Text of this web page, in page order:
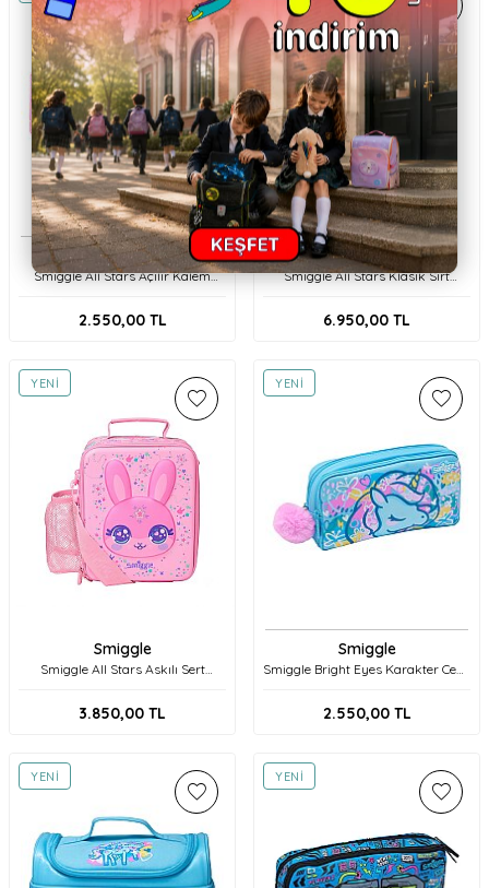
Smiggle
Smiggle All Stars Açılır Kalem
2.550,00TL
Smiggle
Smiggle All Stars Klasik Sırt
6.950,00 TL
YENI
Smiggle
Smiggle All Stars Askılı Sert
3.850,00 TL
YENI
Smiggle
Smiggle Bright Eyes Karakter Cepli
2.550,00TL
YENI YENI